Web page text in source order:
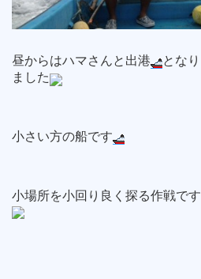
昼からはハマさんと出港
となり
ました
小さい方の船です
小場所を小回り良く探る作戦です